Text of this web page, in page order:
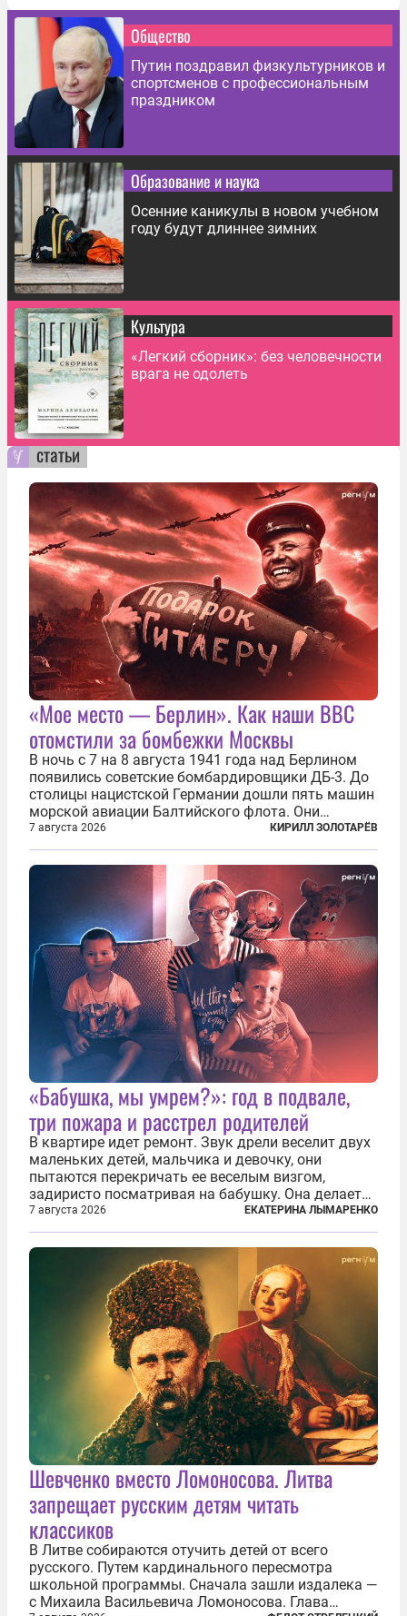
Общество
Путин поздравил физкультурников и
спортсменов с профессиональным
праздником
Образование и наука
Осенние каникулы в новом учебном
году будут длиннее зимних
Культура
«Легкий сборник»: без человечности
врага не одолеть
статьи
«Мое место — Берлин». Как наши ВВС
отомстили за бомбежки Москвы
В ночь с 7 на 8 августа 1941 года над Берлином
появились советские бомбардировщики ДБ-3. До
столицы нацистской Германии дошли пять машин
морской авиации Балтийского флота. Они
сбросили бомбы на город, который в тот момент
жил в полной уверенности, что война идет где-то
далеко на востоке, Красная...
7 августа 2026 КИРИЛЛ ЗОЛОТАРЁВ
«Бабушка, мы умрем?»: год в подвале,
три пожара и расстрел родителей
В квартире идет ремонт. Звук дрели веселит двух
маленьких детей, мальчика и девочку, они
пытаются перекричать ее веселым визгом,
задиристо посматривая на бабушку. Она делает
им замечание, но внуки чувствуют, что она
сердится невсерьез. И это правда: дрель, конечно,
сверлит противно, но всё...
7 августа 2026 ЕКАТЕРИНА ЛЫМАРЕНКО
Шевченко вместо Ломоносова. Литва
запрещает русским детям читать
классиков
В Литве собираются отучить детей от всего
русского. Путем кардинального пересмотра
школьной программы. Сначала зашли издалека —
с Михаила Васильевича Ломоносова. Глава